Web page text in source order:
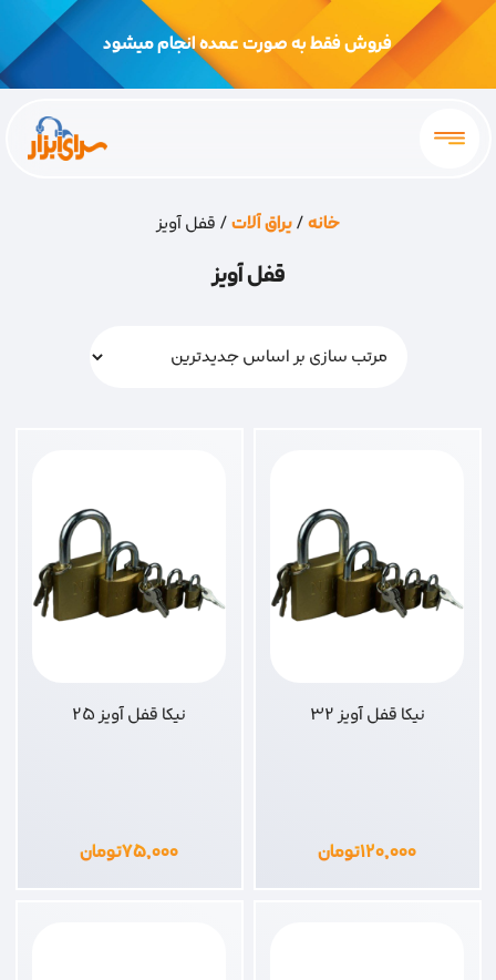
فروش فقط به صورت عمده انجام میشود
خانه/یراق آلات/ قفل آویز
قفل آویز
نیکا قفل آویز 32
۱۲۰,۰۰۰تومان
نیکا قفل آویز 25
۷۵,۰۰۰تومان